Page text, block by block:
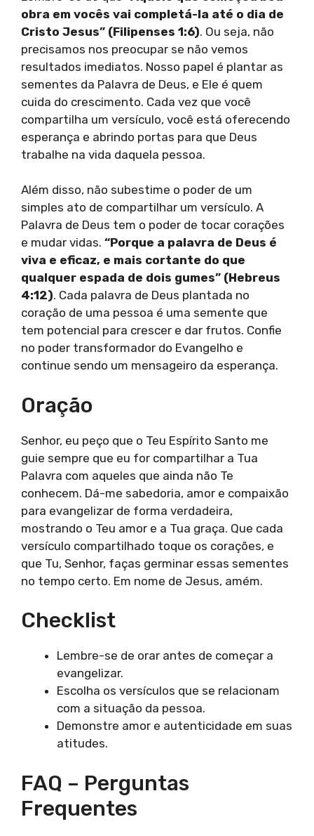
obra em vocês vai completá-la até o dia de
Cristo Jesus” (Filipenses 1:6). Ou seja, não
precisamos nos preocupar se não vemos
resultados imediatos. Nosso papel é plantar as
sementes da Palavra de Deus, e Ele é quem
cuida do crescimento. Cada vez que você
compartilha um versículo, você está oferecendo
esperança e abrindo portas para que Deus
trabalhe na vida daquela pessoa.
Além disso, não subestime o poder de um
simples ato de compartilhar um versículo. A
Palavra de Deus tem o poder de tocar corações
e mudar vidas. “Porque a palavra de Deus é
viva e eficaz, e mais cortante do que
qualquer espada de dois gumes” (Hebreus
4:12). Cada palavra de Deus plantada no
coração de uma pessoa é uma semente que
tem potencial para crescer e dar frutos. Confie
no poder transformador do Evangelho e
continue sendo um mensageiro da esperança.
Oração
Senhor, eu peço que o Teu Espírito Santo me
guie sempre que eu for compartilhar a Tua
Palavra com aqueles que ainda não Te
conhecem. Dá-me sabedoria, amor e compaixão
para evangelizar de forma verdadeira,
mostrando o Teu amor e a Tua graça. Que cada
versículo compartilhado toque os corações, e
que Tu, Senhor, faças germinar essas sementes
no tempo certo. Em nome de Jesus, amém.
Checklist
Lembre-se de orar antes de começar a
evangelizar.
Escolha os versículos que se relacionam
com a situação da pessoa.
Demonstre amor e autenticidade em suas
atitudes.
FAQ – Perguntas
Frequentes